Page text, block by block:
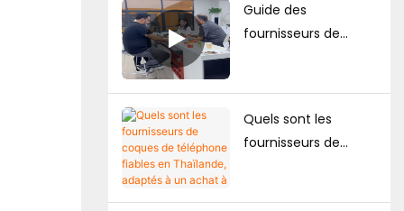
gamme
personnalisées pour
Guide des
fournisseurs de
Comment les
marques créent leur
coques de
Quels sont les
fournisseurs de